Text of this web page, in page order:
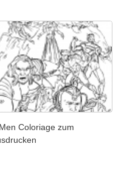
Coloriage zum